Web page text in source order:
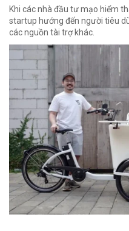
Khi các nhà đầu tư mạo hiểm
startup hướng đến người tiêu
các nguồn tài trợ khác.